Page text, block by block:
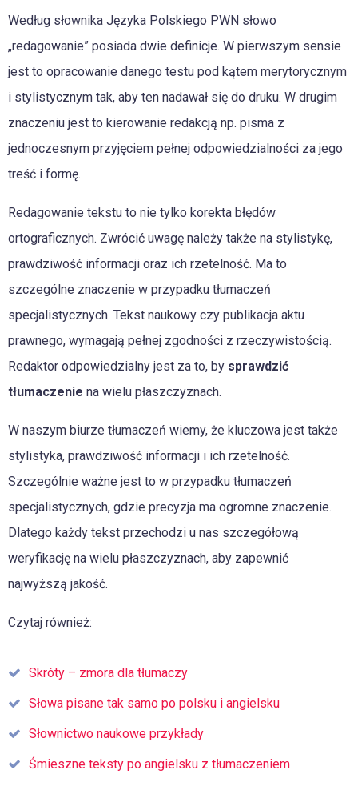
Według słownika Języka Polskiego PWN słowo
„redagowanie” posiada dwie definicje. W pierwszym sensie
jest to opracowanie danego testu pod kątem merytorycznym
i stylistycznym tak, aby ten nadawał się do druku. W drugim
znaczeniu jest to kierowanie redakcją np. pisma z
jednoczesnym przyjęciem pełnej odpowiedzialności za jego
treść i formę.
Redagowanie tekstu to nie tylko korekta błędów
ortograficznych. Zwrócić uwagę należy także na stylistykę,
prawdziwość informacji oraz ich rzetelność. Ma to
szczególne znaczenie w przypadku tłumaczeń
specjalistycznych. Tekst naukowy czy publikacja aktu
prawnego, wymagają pełnej zgodności z rzeczywistością.
Redaktor odpowiedzialny jest za to, by sprawdzić
tłumaczenie na wielu płaszczyznach.
W naszym biurze tłumaczeń wiemy, że kluczowa jest także
stylistyka, prawdziwość informacji i ich rzetelność.
Szczególnie ważne jest to w przypadku tłumaczeń
specjalistycznych, gdzie precyzja ma ogromne znaczenie.
Dlatego każdy tekst przechodzi u nas szczegółową
weryfikację na wielu płaszczyznach, aby zapewnić
najwyższą jakość.
Czytaj również:
Skróty – zmora dla tłumaczy
Słowa pisane tak samo po polsku i angielsku
Słownictwo naukowe przykłady
Śmieszne teksty po angielsku z tłumaczeniem